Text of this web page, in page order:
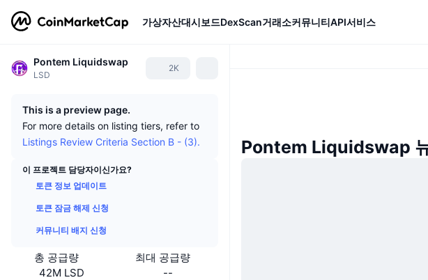
가상자산대시보드DexScan거래소커뮤니티API서비스
Pontem Liquidswap
LSD
2K
This is a preview page.
For more details on listing tiers, refer to
Listings Review Criteria Section B - (3).
이 프로젝트 담당자이신가요?
토큰 정보 업데이트
토큰 잠금 해제 신청
커뮤니티 배지 신청
총 공급량
42M LSD
최대 공급량
--
Pontem Liquidswap